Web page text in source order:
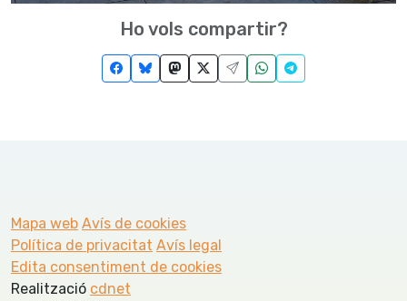
Ho vols compartir?
Mapa web Avís de cookies
Política de privacitat Avís legal
Edita consentiment de cookies
Realització cdnet